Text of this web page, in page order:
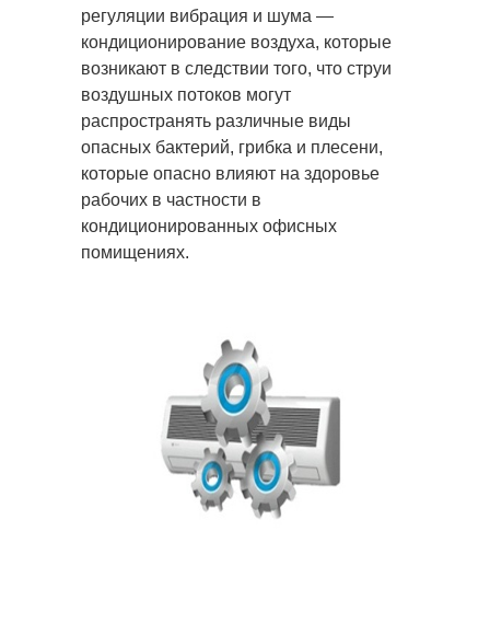
регуляции вибрация и шума —
кондиционирование воздуха, которые
возникают в следствии того, что струи
воздушных потоков могут
распространять различные виды
опасных бактерий, грибка и плесени,
которые опасно влияют на здоровье
рабочих в частности в
кондиционированных офисных
помищениях.